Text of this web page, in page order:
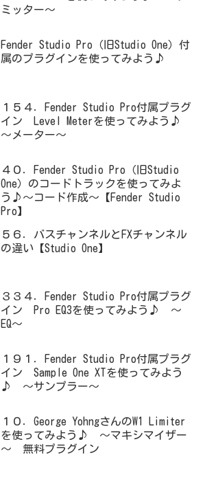
ミッター～
Fender Studio Pro（旧Studio One）付
属のプラグインを使ってみよう♪
１５４．Fender Studio Pro付属プラグ
イン Level Meterを使ってみよう♪
～メーター～
４０．Fender Studio Pro（旧Studio
One）のコードトラックを使ってみよ
う♪～コード作成～【Fender Studio
Pro】
５６．バスチャンネルとFXチャンネル
の違い【Studio One】
３３４．Fender Studio Pro付属プラグ
イン Pro EQ3を使ってみよう♪ ～
EQ～
１９１．Fender Studio Pro付属プラグ
イン Sample One XTを使ってみよう
♪ ～サンプラー～
１０．George YohngさんのW1 Limiter
を使ってみよう♪ ～マキシマイザー
～ 無料プラグイン